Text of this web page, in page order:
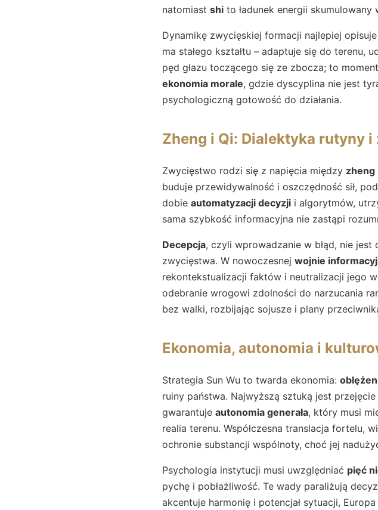
natomiast shi to ładunek energii skumulowany
Dynamikę zwycięskiej formacji najlepiej
ma stałego kształtu – adaptuje się do terenu,
pęd głazu toczącego się ze zbocza; to
ekonomia morale, gdzie dyscyplina nie jest
psychologiczną gotowość do działania.
Zheng i Qi: Dialektyka rutyny i
Zwycięstwo rodzi się z napięcia między zheng
buduje przewidywalność i oszczędność sił,
dobie automatyzacji decyzji i algorytmów,
sama szybkość informacyjna nie zastąpi
Decepcja, czyli wprowadzanie w błąd, nie
zwycięstwa. W nowoczesnej wojnie
rekontekstualizacji faktów i neutralizacji jego
odebranie wrogowi zdolności do narzucania
bez walki, rozbijając sojusze i plany
Ekonomia, autonomia i
Strategia Sun Wu to twarda ekonomia:
ruiny państwa. Najwyższą sztuką jest
gwarantuje autonomia generała, który musi
realia terenu. Współczesna translacja fortelu,
ochronie substancji wspólnoty, choć jej
Psychologia instytucji musi uwzględniać pięć
pychę i pobłażliwość. Te wady paraliżują
akcentuje harmonię i potencjał sytuacji,